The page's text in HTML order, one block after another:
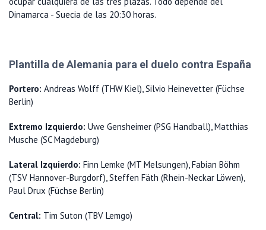
Dinamarca - Suecia de las 20:30 horas.
Plantilla de Alemania para el duelo contra España
Portero: Andreas Wolff (THW Kiel), Silvio Heinevetter (Füchse
Berlin)
Extremo Izquierdo: Uwe Gensheimer (PSG Handball), Matthias
Musche (SC Magdeburg)
Lateral Izquierdo: Finn Lemke (MT Melsungen), Fabian Böhm
(TSV Hannover-Burgdorf), Steffen Fäth (Rhein-Neckar Löwen),
Paul Drux (Füchse Berlin)
Central: Tim Suton (TBV Lemgo)